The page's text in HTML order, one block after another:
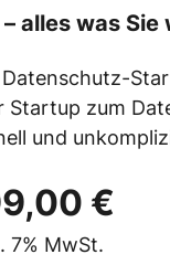
alles was
Datenschutz-
Startup zum
und
€
7% MwSt.